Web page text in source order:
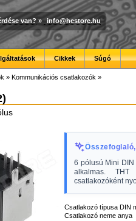
van? » info@hestore.hu
Cikkek Súgó
» Kommunikációs csatlakozók »
6 pólusú Mini
alkalmas.
csatlakozóként
Csatlakozó típusa DIN
Csatlakozó neme anya